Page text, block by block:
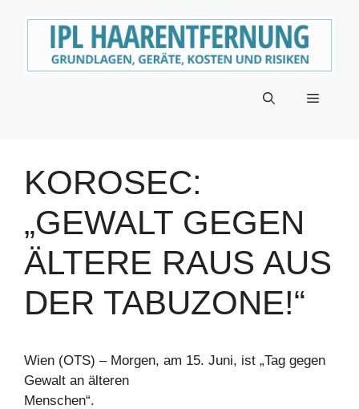
Menü
KOROSEC:
„GEWALT GEGEN
ÄLTERE RAUS AUS
DER TABUZONE!“
Wien (OTS) – Morgen, am 15. Juni, ist „Tag gegen
Gewalt an älteren
Menschen“.